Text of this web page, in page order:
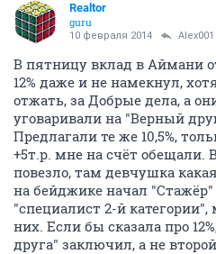
Realtor
guru
10 февраля 2014 Alex001
В пятницу вклад в Аймани
12% даже и не намекнул,
отжать, за Добрые дела, а
уговаривали на "Верный
Предлагали те же 10,5%,
+5т.р. мне на счёт обещали.
повезло, там девчушка
на бейджике начал
"специалист 2-й
них. Если бы сказала про
друга" заключил, а не